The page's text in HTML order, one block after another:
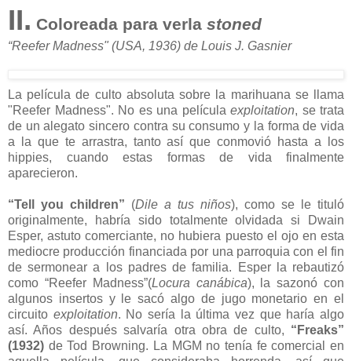
II. Coloreada para verla stoned
“Reefer Madness" (USA, 1936) de Louis J. Gasnier
La película de culto absoluta sobre la marihuana se llama
"Reefer Madness". No es una película exploitation, se trata
de un alegato sincero contra su consumo y la forma de vida
a la que te arrastra, tanto así que conmovió hasta a los
hippies, cuando estas formas de vida finalmente
aparecieron.
“Tell you children” (Dile a tus niños), como se le tituló
originalmente, habría sido totalmente olvidada si Dwain
Esper, astuto comerciante, no hubiera puesto el ojo en esta
mediocre producción financiada por una parroquia con el fin
de sermonear a los padres de familia. Esper la rebautizó
como “Reefer Madness”(Locura canábica), la sazonó con
algunos insertos y le sacó algo de jugo monetario en el
circuito exploitation. No sería la última vez que haría algo
así. Años después salvaría otra obra de culto, “Freaks”
(1932) de Tod Browning. La MGM no tenía fe comercial en